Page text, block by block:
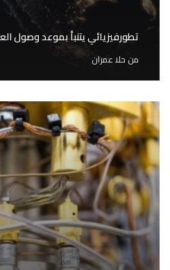
تطورفيزيائي يتنبأ بموعد وصول
من حلا عمران